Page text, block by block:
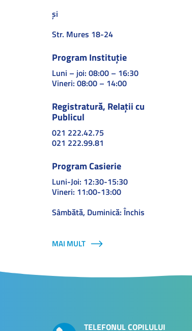
și
Str. Mures 18-24
Program Instituție
Luni – joi: 08:00 – 16:30
Vineri: 08:00 – 14:00
Registratură, Relații cu
Publicul
021 222.42.75
021 222.99.81
Program Casierie
Luni-Joi: 12:30-15:30
Vineri: 11:00-13:00
Sâmbătă, Duminică: Închis
MAI MULT
TELEFONUL COPILULUI